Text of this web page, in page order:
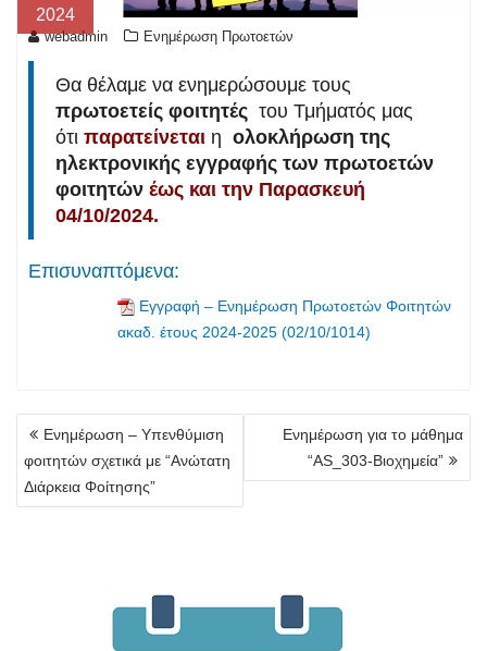
2024
webadmin Ενημέρωση Πρωτοετών
Θα θέλαμε να ενημερώσουμε τους
πρωτοετείς φοιτητές του Τμήματός μας
ότι παρατείνεται η ολοκλήρωση της
ηλεκτρονικής εγγραφής των πρωτοετών
φοιτητών έως και την Παρασκευή
04/10/2024.
Επισυναπτόμενα:
Εγγραφή – Ενημέρωση Πρωτοετών Φοιτητών
ακαδ. έτους 2024-2025 (02/10/1014)
Πλοήγηση
άρθρων
Ενημέρωση – Υπενθύμιση
φοιτητών σχετικά με “Ανώτατη
Διάρκεια Φοίτησης”
Ενημέρωση για το μάθημα
“AS_303-Βιοχημεία”